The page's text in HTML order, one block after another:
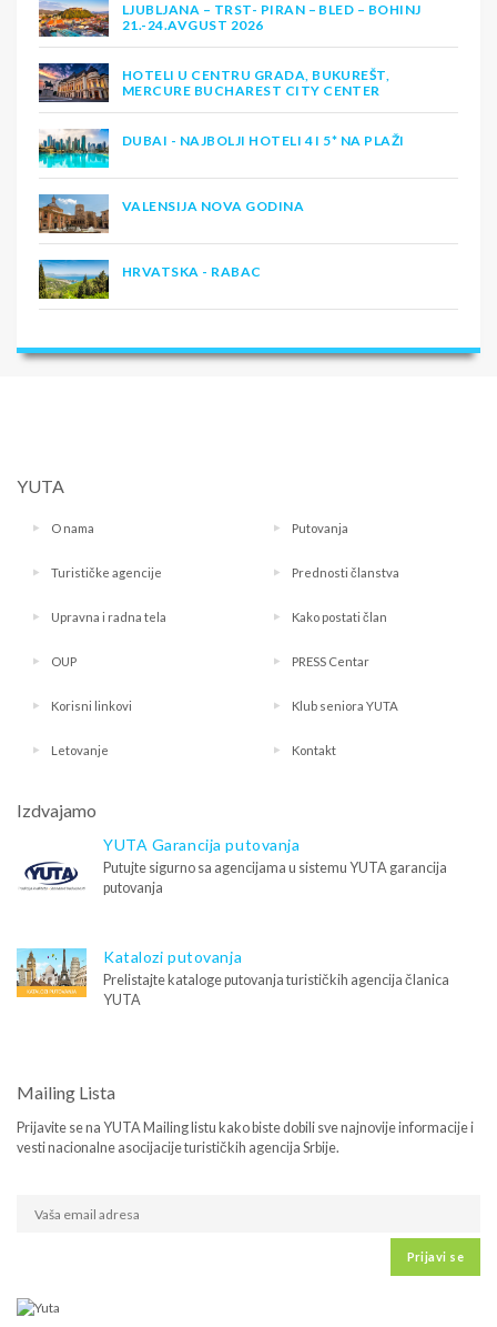
LJUBLJANA – TRST- PIRAN – BLED – BOHINJ
21.-24.AVGUST 2026
HOTELI U CENTRU GRADA, BUKUREŠT,
MERCURE BUCHAREST CITY CENTER
DUBAI - NAJBOLJI HOTELI 4 I 5* NA PLAŽI
VALENSIJA NOVA GODINA
HRVATSKA - RABAC
YUTA
O nama Putovanja
Turističke agencije Prednosti članstva
Upravna i radna tela Kako postati član
OUP PRESS Centar
Korisni linkovi Klub seniora YUTA
Letovanje Kontakt
Izdvajamo
YUTA Garancija putovanja
Putujte sigurno sa agencijama u sistemu YUTA garancija
putovanja
Katalozi putovanja
Prelistajte kataloge putovanja turističkih agencija članica
YUTA
Mailing Lista
Prijavite se na YUTA Mailing listu kako biste dobili sve najnovije informacije i
vesti nacionalne asocijacije turističkih agencija Srbije.
Prijavi se